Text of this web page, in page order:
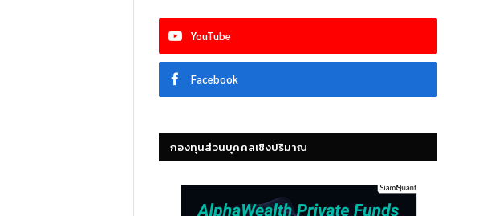
YouTube
Facebook
กองทุนส่วนบุคคลเชิงปริมาณ